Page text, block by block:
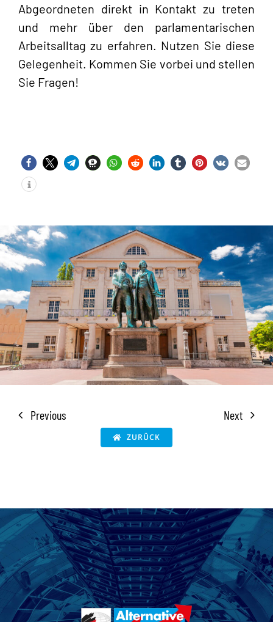
Abgeordneten direkt in Kontakt zu treten
und mehr über den parlamentarischen
Arbeitsalltag zu erfahren. Nutzen Sie diese
Gelegenheit. Kommen Sie vorbei und stellen
Sie Fragen!
Previous Next
ZURÜCK